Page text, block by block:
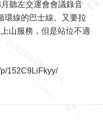
聽左交運會會議錄音
環線的巴士線。又要拉
山服務，但是站位不適
152C9LiFkyy/